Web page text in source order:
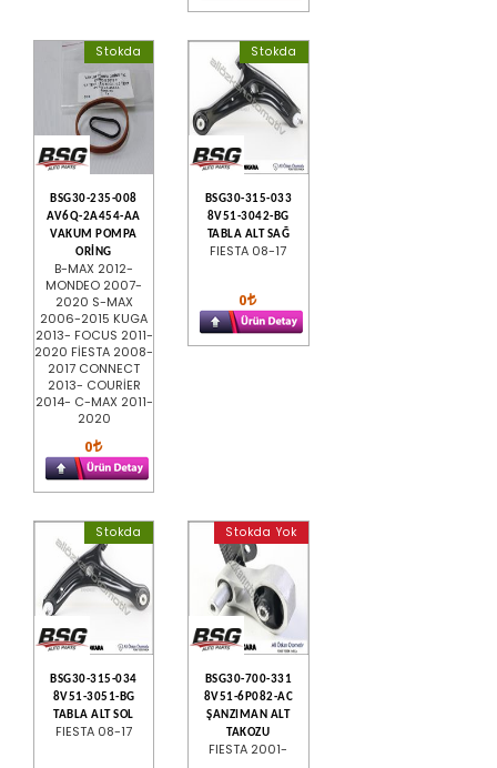
Stokda
BSG30-235-008
AV6Q-2A454-AA
VAKUM POMPA
ORİNG
B-MAX 2012-
MONDEO 2007-
2020 S-MAX
2006-2015 KUGA
2013- FOCUS 2011-
2020 FİESTA 2008-
2017 CONNECT
2013- COURİER
2014- C-MAX 2011-
2020
0
Stokda
BSG30-315-033
8V51-3042-BG
TABLA ALT SAĞ
FIESTA 08-17
0
Stokda
BSG30-315-034
8V51-3051-BG
TABLA ALT SOL
FIESTA 08-17
Stokda Yok
BSG30-700-331
8V51-6P082-AC
ŞANZIMAN ALT
TAKOZU
FIESTA 2001-